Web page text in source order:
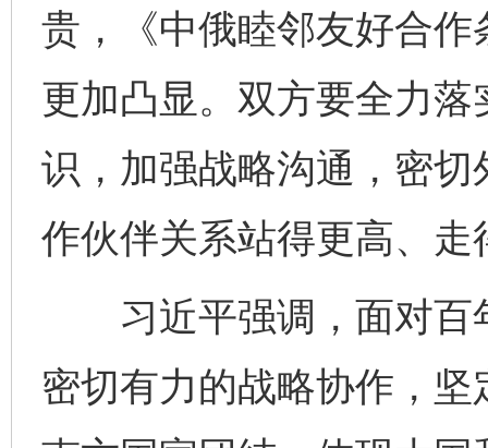
贵，《中俄睦邻友好合
更加凸显。双方要全力
识，加强战略沟通，密
作伙伴关系站得更高、
习近平强调，面对百
密切有力的战略协作，